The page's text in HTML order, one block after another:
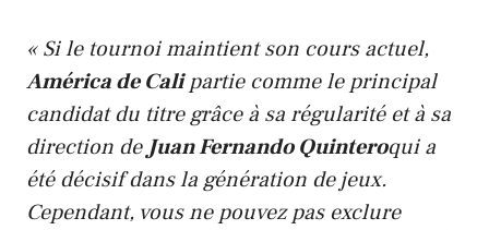
« Si le tournoi maintient son cours actuel,
América de Calipartie comme le principal
candidat du titre grâce à sa régularité et à sa
direction de Juan Fernando Quinteroqui a
été décisif dans la génération de jeux.
Cependant, vous ne pouvez pas exclure